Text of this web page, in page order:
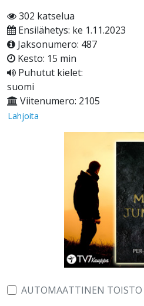
302 katselua
Ensilähetys: ke 1.11.2023
Jaksonumero: 487
Kesto: 15 min
Puhutut kielet:
suomi
Viitenumero: 2105
Lahjoita
AUTOMAATTINEN TOISTO